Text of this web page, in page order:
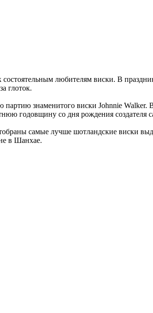
любителям виски. В
глоток.
знаменитого виски Johnnie Walker.
годовщину со дня рождения создателя
самые лучше шотландские виски
в Шанхае.